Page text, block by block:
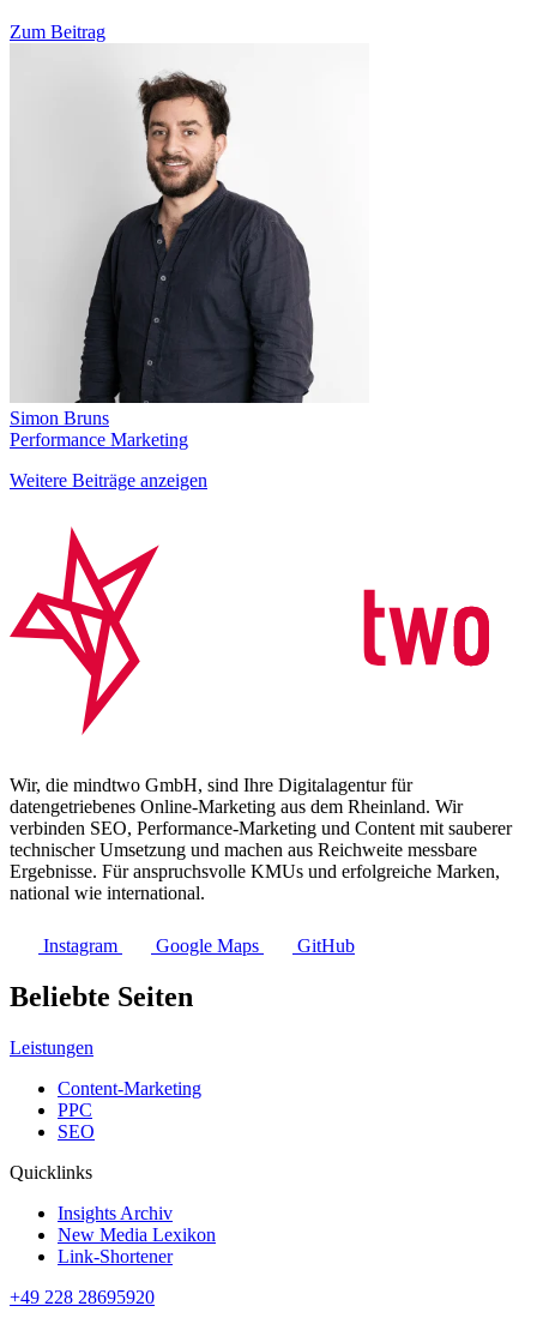
Zum Beitrag
Simon Bruns
Performance Marketing
Weitere Beiträge anzeigen
Wir, die mindtwo GmbH, sind Ihre Digitalagentur für
datengetriebenes Online-Marketing aus dem Rheinland. Wir
verbinden SEO, Performance-Marketing und Content mit sauberer
technischer Umsetzung und machen aus Reichweite messbare
Ergebnisse. Für anspruchsvolle KMUs und erfolgreiche Marken,
national wie international.
Instagram Google Maps GitHub
Beliebte Seiten
Leistungen
Content-Marketing
PPC
SEO
Quicklinks
Insights Archiv
New Media Lexikon
Link-Shortener
+49 228 28695920